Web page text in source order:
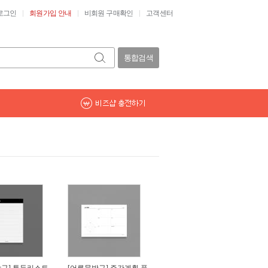
그인 회원가입 안내 비회원 구매확인 고객센터
통합검색